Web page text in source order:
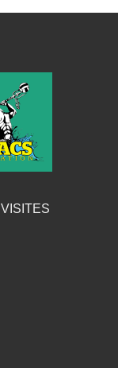
VISITES